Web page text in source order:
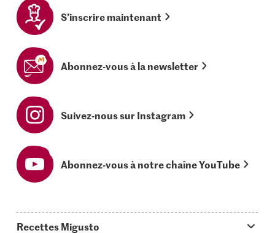
S’inscrire maintenant
Abonnez-vous à la newsletter
Suivez-nous sur Instagram
Abonnez-vous à notre chaîne YouTube
Recettes Migusto